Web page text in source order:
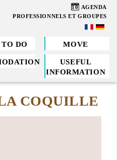
10 AGENDA
PROFESSIONNELS ET GROUPES
DO MOVE
USEFUL
INFORMATION
COQUILLE